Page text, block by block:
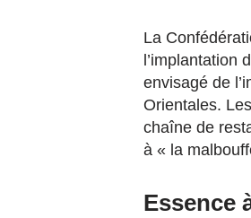
La
l’implantation
envisagé de
Orientales.
chaîne de
à « la
Essence